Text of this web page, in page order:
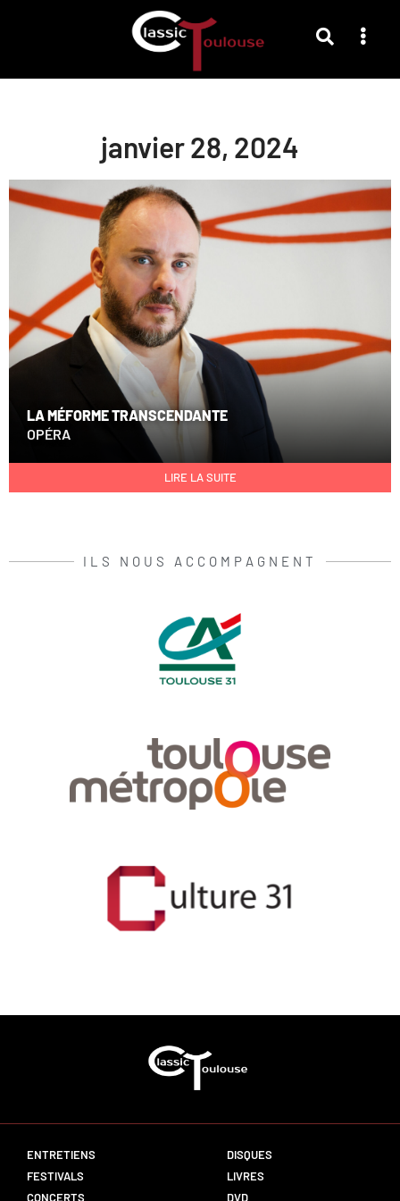
janvier 28, 2024
LA MÉFORME TRANSCENDANTE
OPÉRA
LIRE LA SUITE
ILS NOUS ACCOMPAGNENT
ENTRETIENS
FESTIVALS
CONCERTS
DISQUES
LIVRES
DVD